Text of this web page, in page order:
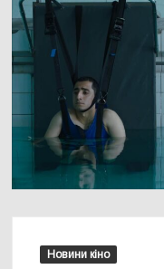
Новини кіно